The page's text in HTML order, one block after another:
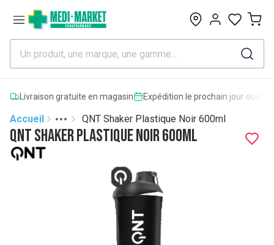
0
Livraison gratuite en magasin Expédition le prochain jour
Accueil
More
Toggle menu
QNT Shaker Plastique Noir 600ml
QNT Shaker Plastique Noir 600ml